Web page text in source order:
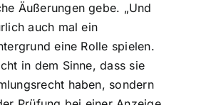
Äußerungen gebe. „Und
auch mal ein
eine Rolle spielen.
in dem Sinne, dass sie
haben, sondern